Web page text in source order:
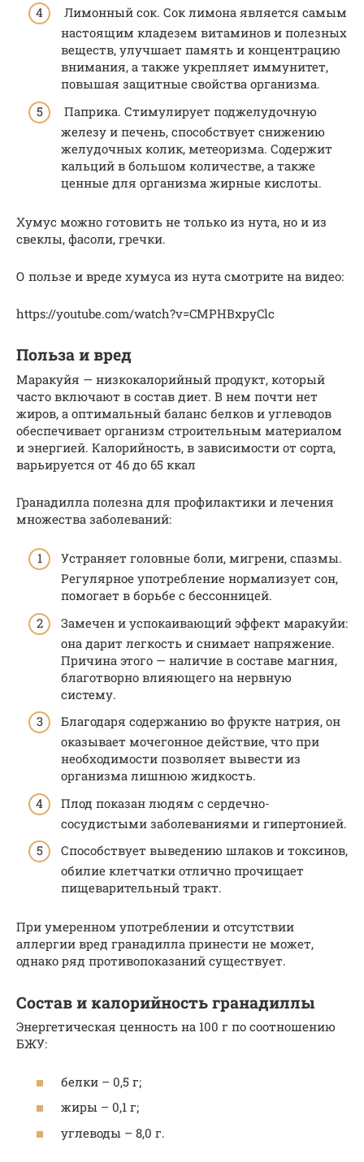
Лимонный сок. Сок лимона является самым
настоящим кладезем витаминов и полезных
веществ, улучшает память и концентрацию
внимания, а также укрепляет иммунитет,
повышая защитные свойства организма.
Паприка. Стимулирует поджелудочную
железу и печень, способствует снижению
желудочных колик, метеоризма. Содержит
кальций в большом количестве, а также
ценные для организма жирные кислоты.
Хумус можно готовить не только из нута, но и из
свеклы, фасоли, гречки.
О пользе и вреде хумуса из нута смотрите на видео:
https://youtube.com/watch?v=CMPHBxpyClc
Польза и вред
Маракуйя — низкокалорийный продукт, который
часто включают в состав диет. В нем почти нет
жиров, а оптимальный баланс белков и углеводов
обеспечивает организм строительным материалом
и энергией. Калорийность, в зависимости от сорта,
варьируется от 46 до 65 ккал
Гранадилла полезна для профилактики и лечения
множества заболеваний:
Устраняет головные боли, мигрени, спазмы.
Регулярное употребление нормализует сон,
помогает в борьбе с бессонницей.
Замечен и успокаивающий эффект маракуйи:
она дарит легкость и снимает напряжение.
Причина этого — наличие в составе магния,
благотворно влияющего на нервную
систему.
Благодаря содержанию во фрукте натрия, он
оказывает мочегонное действие, что при
необходимости позволяет вывести из
организма лишнюю жидкость.
Плод показан людям с сердечно-
сосудистыми заболеваниями и гипертонией.
Способствует выведению шлаков и токсинов,
обилие клетчатки отлично прочищает
пищеварительный тракт.
При умеренном употреблении и отсутствии
аллергии вред гранадилла принести не может,
однако ряд противопоказаний существует.
Состав и калорийность гранадиллы
Энергетическая ценность на 100 г по соотношению
БЖУ:
белки – 0,5 г;
жиры – 0,1 г;
углеводы – 8,0 г.